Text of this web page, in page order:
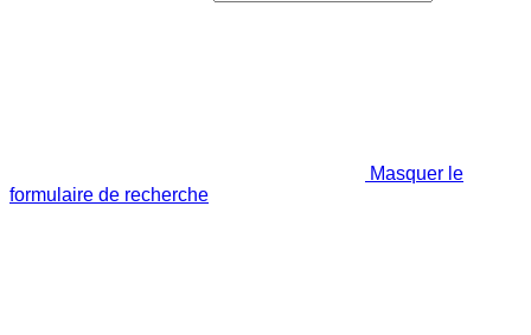
Masquer le
formulaire de recherche